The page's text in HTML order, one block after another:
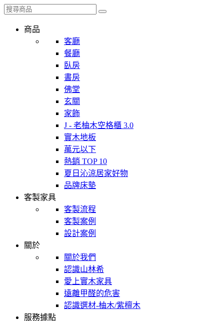
商品
客廳
餐廳
臥房
書房
佛堂
玄關
家飾
J - 老柚木空格櫃 3.0
實木地板
萬元以下
熱銷 TOP 10
夏日沁涼居家好物
品牌床墊
客製家具
客製流程
客製案例
設計案例
關於
關於我們
認識山林希
愛上實木家具
遠離甲醛的危害
認識選材-柚木/紫檀木
服務據點